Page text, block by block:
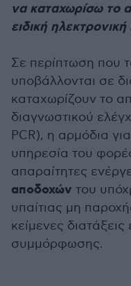
να καταχωρίσω το
ειδική
Σε περίπτωση που
υποβάλλονται σε
καταχωρίζουν το
διαγνωστικού
PCR), η αρμόδια
υπηρεσία του
απαραίτητες
αποδοχών του
υπαίτιας μη
κείμενες διατάξεις
συμμόρφωσης.